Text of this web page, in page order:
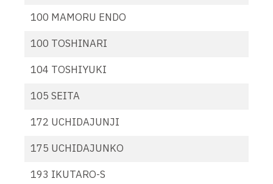
100 MAMORU ENDO
100 TOSHINARI
104 TOSHIYUKI
105 SEITA
172 UCHIDAJUNJI
175 UCHIDAJUNKO
193 IKUTARO-S